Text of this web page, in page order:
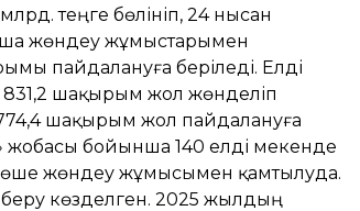
теңге бөлініп, 24 нысан
жөндеу жұмыстарымен
пайдалануға беріледі. Елді
шақырым жол жөнделіп
шақырым жол пайдалануға
жобасы бойынша 140 елді мекенде
жөндеу жұмысымен қамтылуда.
көзделген. 2025 жылдың